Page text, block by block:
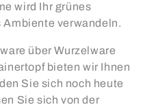
wird Ihr grünes
verwandeln.
über Wurzelware
bieten wir Ihnen
Sie sich noch heute
Sie sich von der